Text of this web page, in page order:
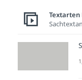
Textarten